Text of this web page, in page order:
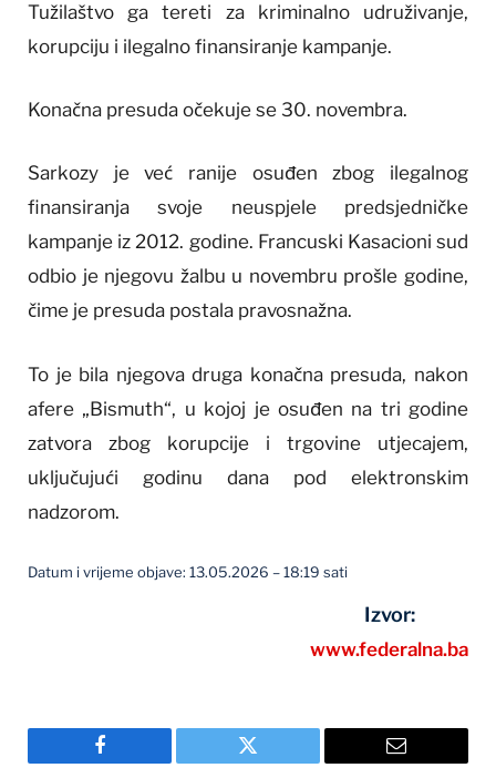
Tužilaštvo ga tereti za kriminalno udruživanje,
korupciju i ilegalno finansiranje kampanje.
Konačna presuda očekuje se 30. novembra.
Sarkozy je već ranije osuđen zbog ilegalnog
finansiranja svoje neuspjele predsjedničke
kampanje iz 2012. godine. Francuski Kasacioni sud
odbio je njegovu žalbu u novembru prošle godine,
čime je presuda postala pravosnažna.
To je bila njegova druga konačna presuda, nakon
afere „Bismuth“, u kojoj je osuđen na tri godine
zatvora zbog korupcije i trgovine utjecajem,
uključujući godinu dana pod elektronskim
nadzorom.
Datum i vrijeme objave: 13.05.2026 – 18:19 sati
Izvor:
www.federalna.ba
Facebook Twitter Email